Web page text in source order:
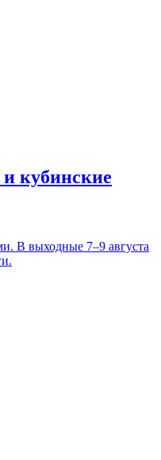
кубинские
В выходные 7–9 августа